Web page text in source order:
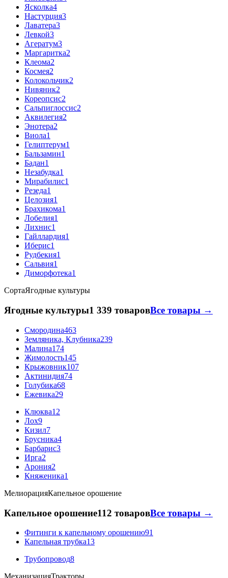
Ясколка4
Настурция3
Лаватера3
Левкой3
Агератум3
Маргаритка2
Клеома2
Космея2
Колокольчик2
Нивяник2
Кореопсис2
Сальпиглоссис2
Аквилегия2
Энотера2
Виола1
Гелиптерум1
Бальзамин1
Бадан1
Незабудка1
Мирабилис1
Резеда1
Целозия1
Брахикома1
Лобелия1
Лихнис1
Гайллардия1
Иберис1
Рудбекия1
Сальвия1
Диморфотека1
СортаЯгодные культуры
Ягодные культуры1 339 товаровВсе товары →
Смородина463
Земляника, Клубника239
Малина174
Жимолость145
Крыжовник107
Актинидия74
Голубика68
Ежевика29
Клюква12
Лох9
Кизил7
Брусника4
Барбарис3
Ирга2
Арония2
Княженика1
МелиорацияКапельное орошение
Капельное орошение112 товаровВсе товары →
Фитинги к капельному орошению91
Капельная трубка13
Трубопровод8